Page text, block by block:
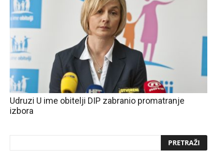
Udruzi U ime obitelji DIP zabranio promatranje
izbora